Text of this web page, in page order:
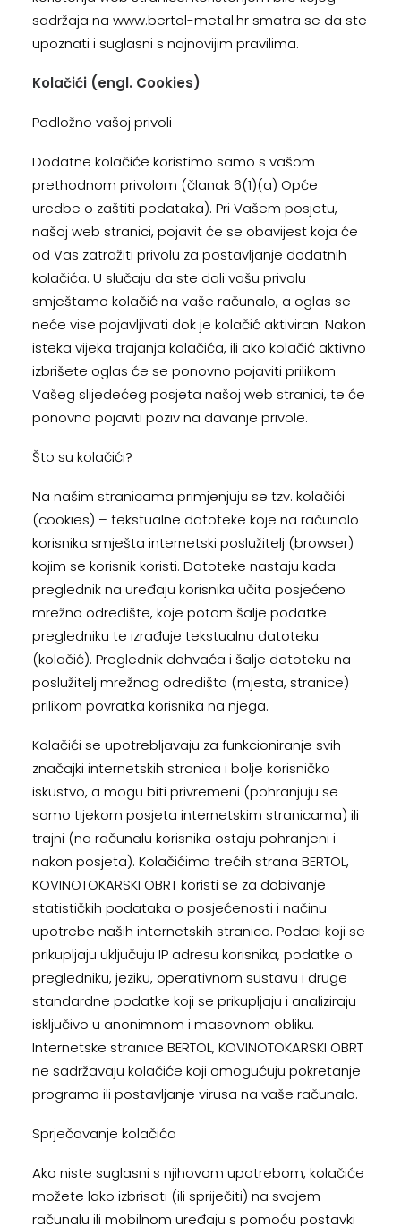
sadržaja na www.bertol-metal.hr smatra se da ste
upoznati i suglasni s najnovijim pravilima.
Kolačići (engl. Cookies)
Podložno vašoj privoli
Dodatne kolačiće koristimo samo s vašom
prethodnom privolom (članak 6(1)(a) Opće
uredbe o zaštiti podataka). Pri Vašem posjetu,
našoj web stranici, pojavit će se obavijest koja će
od Vas zatražiti privolu za postavljanje dodatnih
kolačića. U slučaju da ste dali vašu privolu
smještamo kolačić na vaše računalo, a oglas se
neće vise pojavljivati dok je kolačić aktiviran. Nakon
isteka vijeka trajanja kolačića, ili ako kolačić aktivno
izbrišete oglas će se ponovno pojaviti prilikom
Vašeg slijedećeg posjeta našoj web stranici, te će
ponovno pojaviti poziv na davanje privole.
Što su kolačići?
Na našim stranicama primjenjuju se tzv. kolačići
(cookies) – tekstualne datoteke koje na računalo
korisnika smješta internetski poslužitelj (browser)
kojim se korisnik koristi. Datoteke nastaju kada
preglednik na uređaju korisnika učita posjećeno
mrežno odredište, koje potom šalje podatke
pregledniku te izrađuje tekstualnu datoteku
(kolačić). Preglednik dohvaća i šalje datoteku na
poslužitelj mrežnog odredišta (mjesta, stranice)
prilikom povratka korisnika na njega.
Kolačići se upotrebljavaju za funkcioniranje svih
značajki internetskih stranica i bolje korisničko
iskustvo, a mogu biti privremeni (pohranjuju se
samo tijekom posjeta internetskim stranicama) ili
trajni (na računalu korisnika ostaju pohranjeni i
nakon posjeta). Kolačićima trećih strana BERTOL,
KOVINOTOKARSKI OBRT koristi se za dobivanje
statističkih podataka o posjećenosti i načinu
upotrebe naših internetskih stranica. Podaci koji se
prikupljaju uključuju IP adresu korisnika, podatke o
pregledniku, jeziku, operativnom sustavu i druge
standardne podatke koji se prikupljaju i analiziraju
isključivo u anonimnom i masovnom obliku.
Internetske stranice BERTOL, KOVINOTOKARSKI OBRT
ne sadržavaju kolačiće koji omogućuju pokretanje
programa ili postavljanje virusa na vaše računalo.
Sprječavanje kolačića
Ako niste suglasni s njihovom upotrebom, kolačiće
možete lako izbrisati (ili spriječiti) na svojem
računalu ili mobilnom uređaju s pomoću postavki